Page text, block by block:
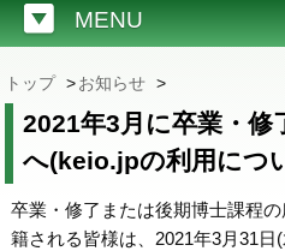
MENU
トップ >お知らせ >
2021年3月に卒業・修
へ(keio.jpの利用につ
卒業・修了または後期博士課程
籍される皆様は、2021年3月31